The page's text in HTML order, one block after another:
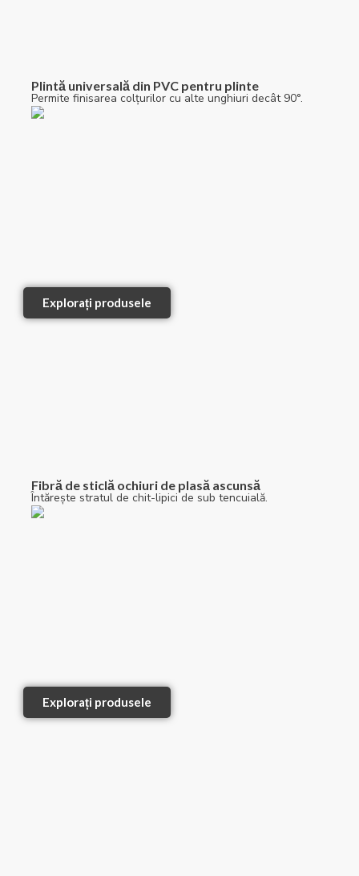
Plintă universală din PVC pentru plinte
Permite finisarea colțurilor cu alte unghiuri decât 90°.
Explorați produsele
Fibră de sticlă ochiuri de plasă ascunsă
Întărește stratul de chit-lipici de sub tencuială.
Explorați produsele